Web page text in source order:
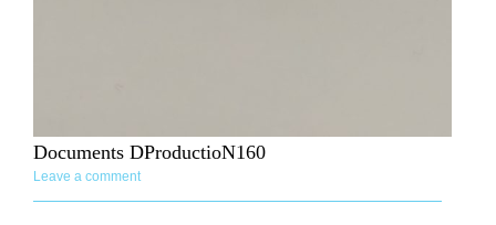
Documents DProductioN160
Leave a comment